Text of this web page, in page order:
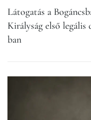
Látogatás a
Királyság első legális
ban